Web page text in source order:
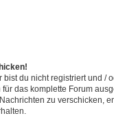
du nicht registriert und /
das komplette Forum
zu verschicken,